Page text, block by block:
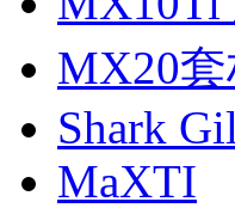
MX20
Shark
MaXTI